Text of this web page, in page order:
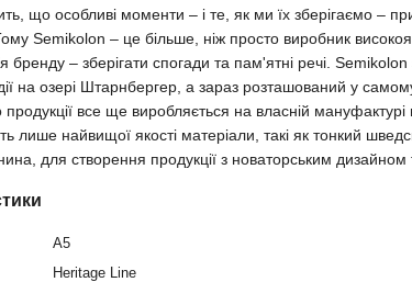
що особливі моменти – і те, як ми їх зберігаємо –
Semikolon – це більше, ніж просто виробник
бренду – зберігати спогади та пам'ятні речі.
на озері Штарнбергер, а зараз розташований у
продукції все ще виробляється на власній мануфактурі
лише найвищої якості матеріали, такі як тонкий
для створення продукції з новаторським
A5
Heritage Line